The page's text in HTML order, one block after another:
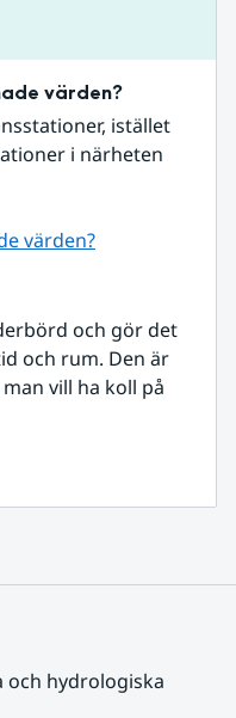
värden?
istället
i närheten
värden?
och gör det
och rum. Den är
vill ha koll på
och hydrologiska